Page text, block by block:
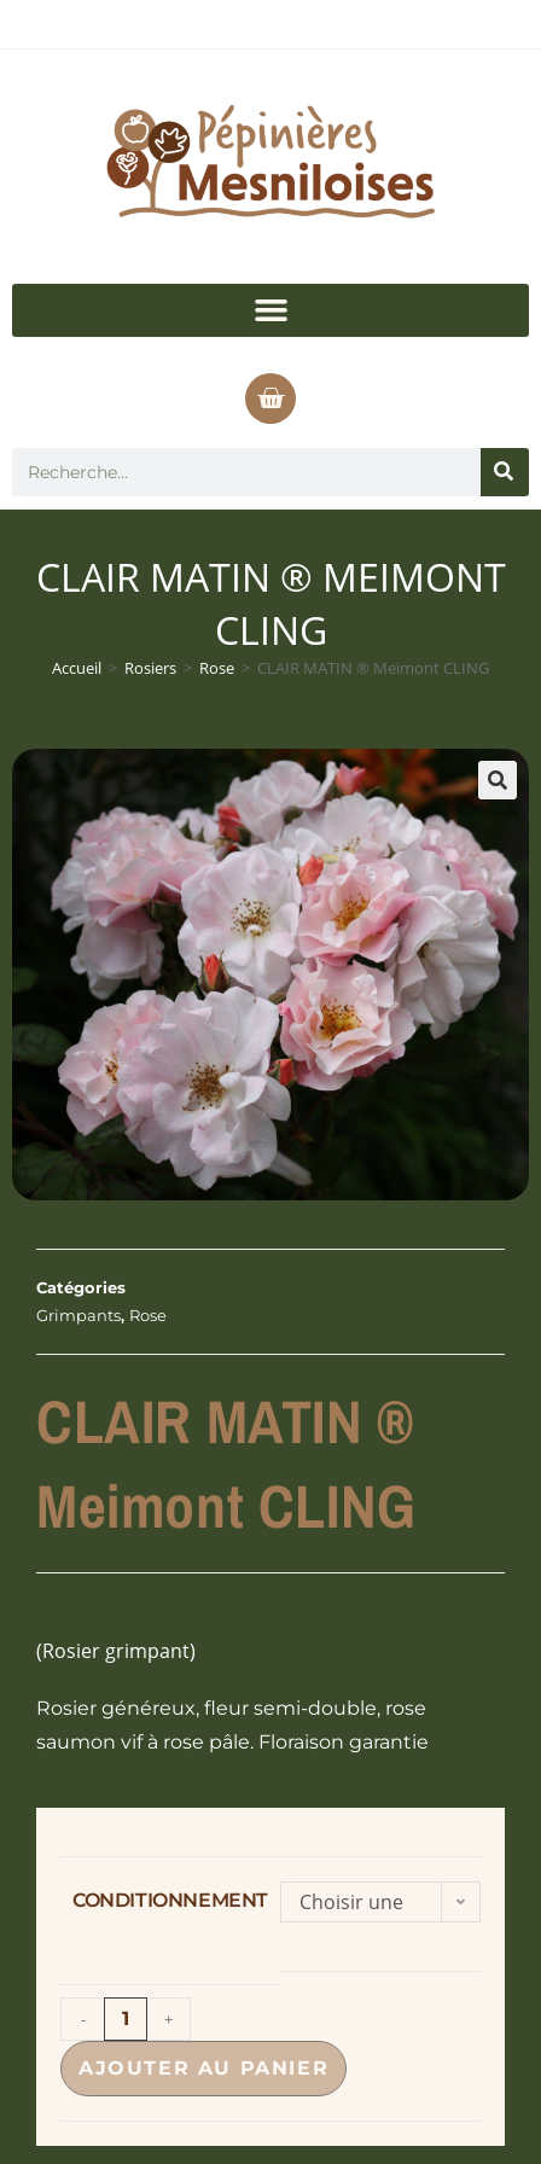
CLAIR MATIN ® MEIMONT
CLING
Accueil > Rosiers > Rose > CLAIR MATIN ® Meimont CLING
Catégories
Grimpants, Rose
CLAIR MATIN ®
Meimont CLING
(Rosier grimpant)
Rosier généreux, fleur semi-double, rose
saumon vif à rose pâle. Floraison garantie
CONDITIONNEMENT
Choisir une
- +
AJOUTER AU PANIER